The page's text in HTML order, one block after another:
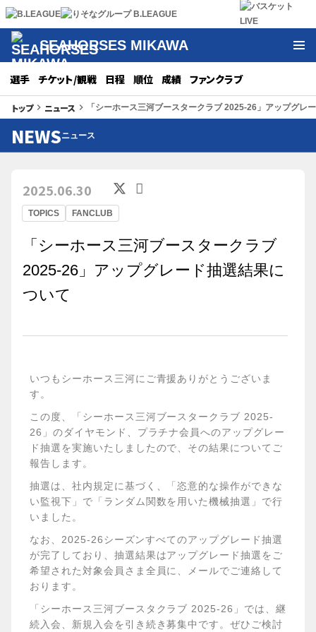
SEAHORSES MIKAWA
選手 チケット/観戦 日程 順位 成績 ファンクラブ
トップkeyboard_arrow_right ニュース keyboard_arrow_right 「シーホース三河ブースタークラブ 2025-26」アップグレ
NEWSニュース
TOPICS FANCLUB
2025.06.30
「シーホース三河ブースタークラブ
2025-26」アップグレード抽選結果に
ついて
いつもシーホース三河にご青援ありがとうございま
す。
この度、「シーホース三河ブースタークラブ 2025-
26」のダイヤモンド、プラチナ会員へのアップグレー
ド抽選を実施いたしましたので、その結果についてご
報告します。
抽選は、社内規定に基づく、「恣意的な操作ができな
い監視下」で「ランダム関数を用いた機械抽選」で行
いました。
なお、2025-26シーズンすべてのアップグレード抽選
が完了しており、抽選結果はアップグレード抽選をご
希望された対象会員さま全員に、メールでご連絡して
おります。
「シーホース三河ブースタクラブ 2025-26」では、継
続入会、新規入会を引き続き募集中です。ぜひご検討